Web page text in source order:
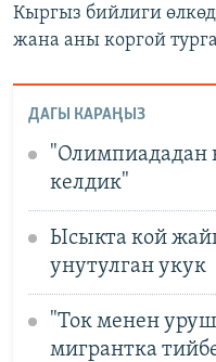
Кыргыз бийлиги
жана аны коргой
ДАГЫ КАРАҢЫЗ
"Олимпиададан
келдик"
Ысыкта кой
унутулган укук
"Ток менен
мигрантка